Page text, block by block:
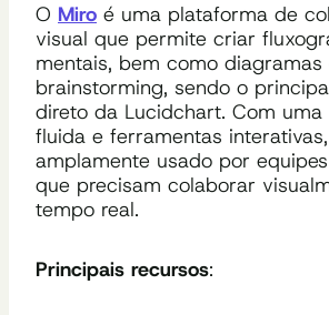
O Miro é uma plataforma de
visual que permite criar
mentais, bem como diagramas
brainstorming, sendo o
direto da Lucidchart. Com
fluida e ferramentas
amplamente usado por
que precisam colaborar
tempo real.
Principais recursos: